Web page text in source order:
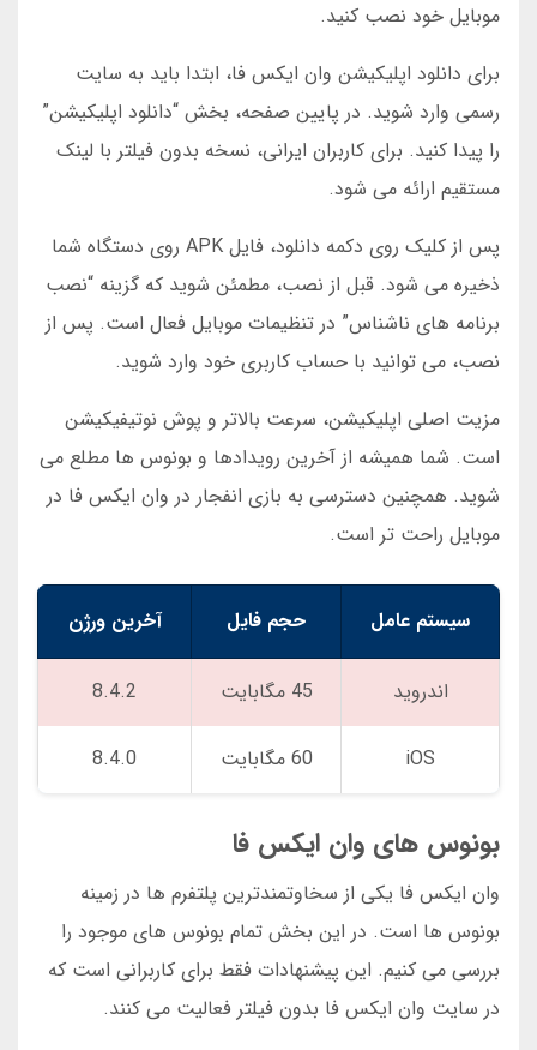
موبایل خود نصب کنید.
برای دانلود اپلیکیشن وان ایکس فا، ابتدا باید به سایت
رسمی وارد شوید. در پایین صفحه، بخش “دانلود اپلیکیشن”
را پیدا کنید. برای کاربران ایرانی، نسخه بدون فیلتر با لینک
مستقیم ارائه می شود.
پس از کلیک روی دکمه دانلود، فایل APK روی دستگاه شما
ذخیره می شود. قبل از نصب، مطمئن شوید که گزینه “نصب
برنامه های ناشناس” در تنظیمات موبایل فعال است. پس از
نصب، می توانید با حساب کاربری خود وارد شوید.
مزیت اصلی اپلیکیشن، سرعت بالاتر و پوش نوتیفیکیشن
است. شما همیشه از آخرین رویدادها و بونوس ها مطلع می
شوید. همچنین دسترسی به بازی انفجار در وان ایکس فا در
موبایل راحت تر است.
سیستم عامل حجم فایل آخرین ورژن
اندروید 45 مگابایت 8.4.2
iOS 60 مگابایت 8.4.0
بونوس های وان ایکس فا
وان ایکس فا یکی از سخاوتمندترین پلتفرم ها در زمینه
بونوس ها است. در این بخش تمام بونوس های موجود را
بررسی می کنیم. این پیشنهادات فقط برای کاربرانی است که
در سایت وان ایکس فا بدون فیلتر فعالیت می کنند.